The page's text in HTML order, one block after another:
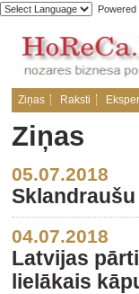
Powered
Ziņas Raksti
Ziņas
05.07.2018
04.07.2018
Latvijas
lielākais